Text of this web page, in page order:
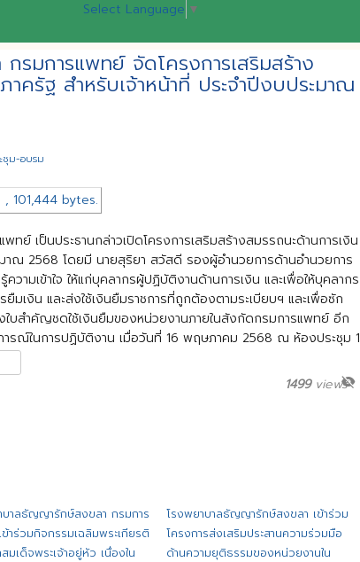
visibility_off
Select Language ▼
รมการแพทย์ จัดโครงการเสริมสร้าง
าครัฐ สำหรับเจ้าหน้าที่ ประจำปีงบประมาณ
ชุม-อบรม
ย์ เป็นประธานกล่าวเปิดโครงการเสริมสร้างสมรรถนะด้านการเงิน
าณ 2568 โดยมี นายสุริยา สวัสดี รองผู้อำนวยการด้านอำนวยการ
วามเข้าใจ ให้แก่บุคลากรผู้ปฏิบัติงานด้านการเงิน และเพื่อให้บุคลากร
ยืมเงิน และส่งใช้เงินยืมราชการที่ถูกต้องตามระเบียบฯ และเพื่อซัก
ใบสำคัญชดใช้เงินยืมของหน่วยงานภายในสังกัดกรมการแพทย์ อีก
ารณ์ในการปฏิบัติงาน เมื่อวันที่ 16 พฤษภาคม 2568 ณ ห้องประชุม 1
1499views
บาลธัญญารักษ์สงขลา กรมการ
าร่วมกิจกรรมเฉลิมพระเกียรติ
มเด็จพระเจ้าอยู่หัว เนื่องใน
โรงพยาบาลธัญญารักษ์สงขลา เข้าร่วม
โครงการส่งเสริมประสานความร่วมมือ
ด้านความยุติธรรมของหน่วยงานใน